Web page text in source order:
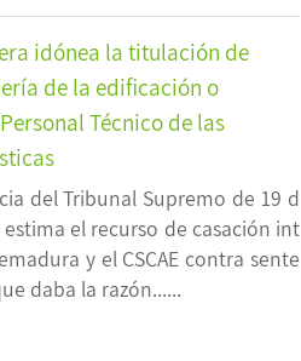
idónea la titulación de
de la edificación o
Técnico de las
del Tribunal Supremo de 19 d
el recurso de casación int
y el CSCAE contra sente
daba la razón......